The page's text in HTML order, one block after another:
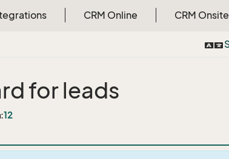
CRM Online CRM Onsite
for leads
12